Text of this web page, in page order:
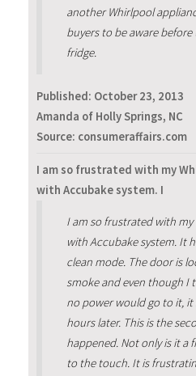
another Whirlpool
buyers to be aware
fridge.
Published: October 23, 2013
Amanda of Holly Springs, NC
Source: consumeraffairs.com
I am so frustrated with my
with Accubake system. I
I am so frustrated with my
with Accubake system. It
clean mode. The door is
smoke and even though I
no power would go to it,
hours later. This is the
happened. Not only is it a
to the touch. It is